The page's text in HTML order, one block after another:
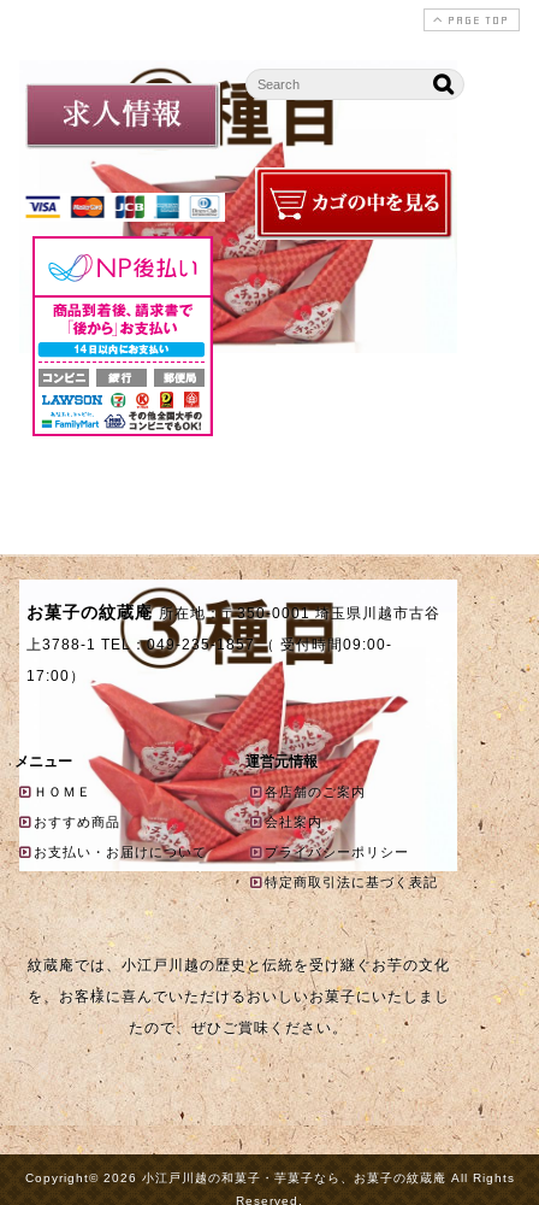
PAGE TOP
お菓子の紋蔵庵 所在地：〒350-0001 埼玉県川越市古谷
上3788-1 TEL：049-235-1857 （ 受付時間09:00-
17:00）
メニュー
ＨＯＭＥ
おすすめ商品
お支払い・お届けについて
運営元情報
各店舗のご案内
会社案内
プライバシーポリシー
特定商取引法に基づく表記
紋蔵庵では、小江戸川越の歴史と伝統を受け継ぐお芋の文化
を、お客様に喜んでいただけるおいしいお菓子にいたしまし
たので、ぜひご賞味ください。
Copyright© 2026 小江戸川越の和菓子・芋菓子なら、お菓子の紋蔵庵 All Rights
Reserved.